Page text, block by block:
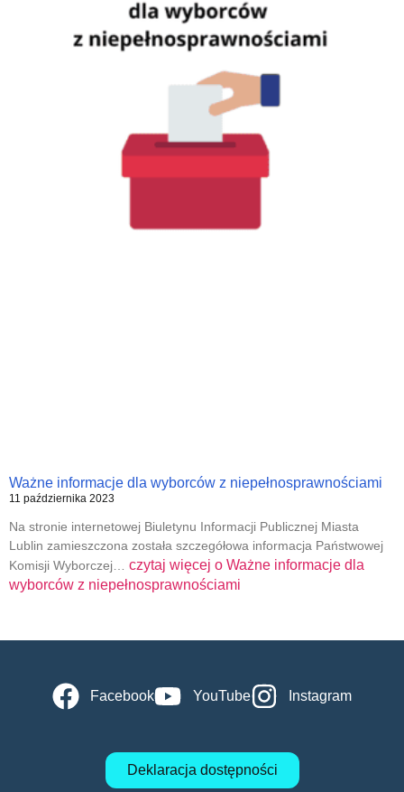
Ważne informacje dla wyborców z niepełnosprawnościami
11 października 2023
Na stronie internetowej Biuletynu Informacji Publicznej Miasta
Lublin zamieszczona została szczegółowa informacja Państwowej
Komisji Wyborczej… czytaj więcej o Ważne informacje dla
wyborców z niepełnosprawnościami
Facebook YouTube Instagram
Deklaracja dostępności